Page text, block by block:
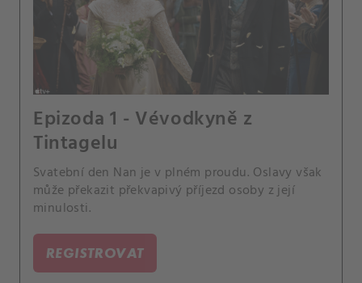
Epizoda 1 - Vévodkyně z
Tintagelu
Svatební den Nan je v plném proudu. Oslavy však
může překazit překvapivý příjezd osoby z její
minulosti.
REGISTROVAT